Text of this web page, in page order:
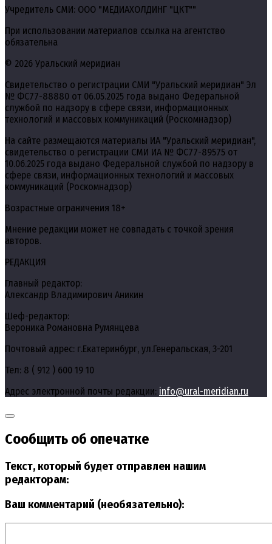
Учредитель СМИ: ООО "МЕДИАХОЛДИНГ "ЦКТ""
При использовании материалов ссылка на агентство
обязательна
© 2026 Уральский меридиан
Свидетельство о регистрации СМИ "Уральский меридиан" Эл
№ ФС77-88880 от 06.05.2025 года выдано Федеральной
службой по надзору в сфере связи, информационных
технологий и массовых коммуникаций (Роскомнадзор)
На сайте размещаются материалы ИА "Уральский меридиан",
свидетельство о регистрации СМИ ИА № ФС77-89575 от
10.06.2025 года выдано Федеральной службой по надзору в
сфере связи, информационных технологий и массовых
коммуникаций (Роскомнадзор)
Возрастные ограничения 18+
Мнение редакции может не совпадать с точкой зрения
авторов.
РЕДАКЦИЯ
Главный редактор:
Александр Владимирович Аникин
Шеф-редактор:
Вероника Романовна Румянцева
Почтовый адрес: г.Екатеринбург, ул.Генеральская, 3-201
Тел: 8 ( 912 ) 600 19 10
Адрес электронной почты редакции: info@ural-meridian.ru
Сообщить об опечатке
Текст, который будет отправлен нашим
редакторам:
Ваш комментарий (необязательно):